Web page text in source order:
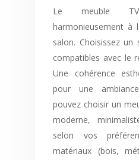
Le meuble
harmonieusement à
salon. Choisissez
compatibles avec le
Une cohérence
pour une
pouvez choisir un
moderne,
selon vos
matériaux (bois,